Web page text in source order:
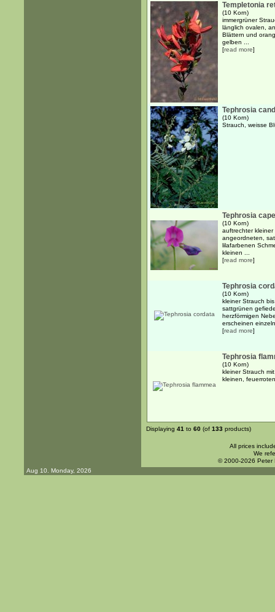
Templetonia
(10 Korn)
immergrüner
länglich ovalen,
Blättern und
gelben ...
[read more]
Tephrosia
(10 Korn)
Strauch, weisse
Tephrosia
(10 Korn)
auftrechter
angeordneten,
lilafarbenen
kleinen ...
[read more]
Tephrosia
(10 Korn)
kleiner Strauch
sattgrünen
herzförmigen
erscheinen
[read more]
Tephrosia
(10 Korn)
kleiner Strauch
kleinen,
Displaying 41 to 60 (of 133 products)
All prices
We
© 2000-2026 Peter
Aug 10. Monday, 2026